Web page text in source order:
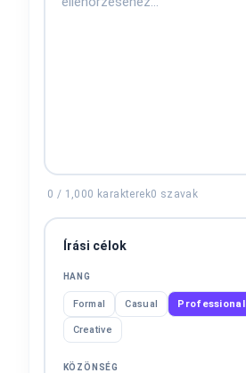
0 / 1,000 karakterek0 szavak
Írási célok
HANG
Formal Casual Professional
Creative
KÖZÖNSÉG